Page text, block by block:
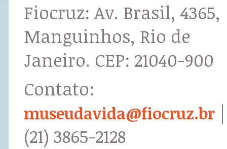
Fiocruz: Av. Brasil, 4365,
Manguinhos, Rio de
Janeiro. CEP: 21040-900
Contato:
museudavida@fiocruz.br |
(21) 3865-2128